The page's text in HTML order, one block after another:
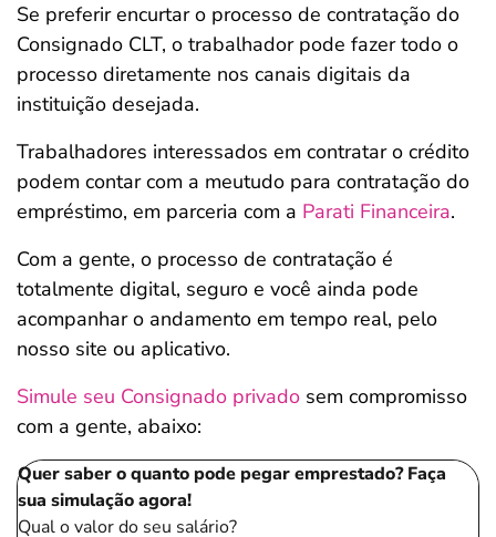
Se preferir encurtar o processo de contratação do
Consignado CLT, o trabalhador pode fazer todo o
processo diretamente nos canais digitais da
instituição desejada.
Trabalhadores interessados em contratar o crédito
podem contar com a meutudo para contratação do
empréstimo, em parceria com a Parati Financeira.
Com a gente, o processo de contratação é
totalmente digital, seguro e você ainda pode
acompanhar o andamento em tempo real, pelo
nosso site ou aplicativo.
Simule seu Consignado privado sem compromisso
com a gente, abaixo:
Quer saber o quanto pode pegar emprestado? Faça
sua simulação agora!
Qual o valor do seu salário?